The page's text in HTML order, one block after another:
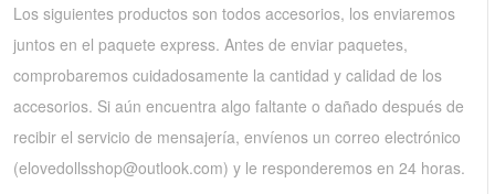
Los siguientes productos son todos accesorios, los enviaremos
juntos en el paquete express. Antes de enviar paquetes,
comprobaremos cuidadosamente la cantidad y calidad de los
accesorios. Si aún encuentra algo faltante o dañado después de
recibir el servicio de mensajería, envíenos un correo electrónico
(elovedollsshop@outlook.com) y le responderemos en 24 horas.